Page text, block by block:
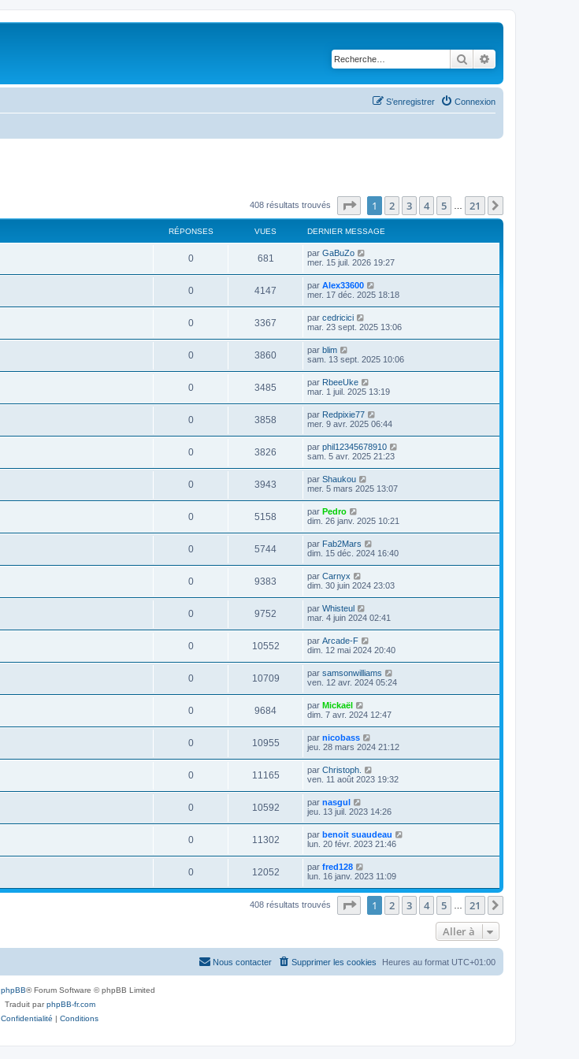
Rechercher
Connexion
S’enregistrer
408 résultats trouvés Page sur21
1 2 3 4 5 21
RÉPONSES VUES DERNIER MESSAGE
0 681 par GaBuZo
mer. 15 juil. 2026 19:27
0 4147 par Alex33600
mer. 17 déc. 2025 18:18
0 3367 par cedricici
mar. 23 sept. 2025 13:06
0 3860 par blim
sam. 13 sept. 2025 10:06
0 3485 par RbeeUke
mar. 1 juil. 2025 13:19
0 3858 par Redpixie77
mer. 9 avr. 2025 06:44
0 3826 par phil12345678910
sam. 5 avr. 2025 21:23
0 3943 par Shaukou
mer. 5 mars 2025 13:07
0 5158 par Pedro
dim. 26 janv. 2025 10:21
0 5744 par Fab2Mars
dim. 15 déc. 2024 16:40
0 9383 par Carnyx
dim. 30 juin 2024 23:03
0 9752 par Whisteul
mar. 4 juin 2024 02:41
0 10552 par Arcade-F
dim. 12 mai 2024 20:40
0 10709 par samsonwilliams
ven. 12 avr. 2024 05:24
0 9684 par Mickaël
dim. 7 avr. 2024 12:47
0 10955 par nicobass
jeu. 28 mars 2024 21:12
0 11165 par Christoph.
ven. 11 août 2023 19:32
0 10592 par nasgul
jeu. 13 juil. 2023 14:26
0 11302 par benoit suaudeau
lun. 20 févr. 2023 21:46
0 12052 par fred128
lun. 16 janv. 2023 11:09
408 résultats trouvés Page sur21
1 2 3 4 5 21
Aller à
Heures au format UTC+01:00
Supprimer les cookies
Nous contacter
phpBB® Forum Software © phpBB Limited
Traduit parphpBB-fr.com
Confidentialité | Conditions